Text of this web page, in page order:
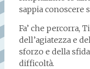
sappia conoscere
Fa’ che percorra,
dell’agiatezza e
sforzo e della
difficoltà.